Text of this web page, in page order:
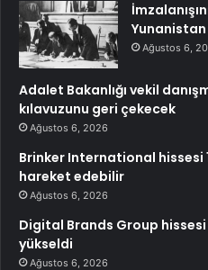
Yunanistan
Ağustos 6,
Adalet Bakanlığı vekil
kılavuzunu geri çekecek
Ağustos 6, 2026
Brinker International hissesi
hareket edebilir
Ağustos 6, 2026
Digital Brands Group
yükseldi
Ağustos 6, 2026